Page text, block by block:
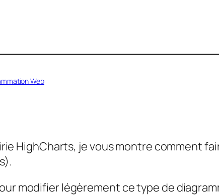
Web
HighCharts, je vous montre comment
modifier légèrement ce type de